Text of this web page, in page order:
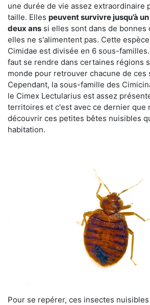
une durée de vie assez extraordinaire
taille. Elles peuvent survivre jusqu’à
deux ans si elles sont dans de bonnes
elles ne s'alimentent pas. Cette
Cimidae est divisée en 6 sous-
faut se rendre dans certaines régions
monde pour retrouver chacune de ces
Cependant, la sous-famille des
le Cimex Lectularius est assez
territoires et c'est avec ce dernier que
découvrir ces petites bêtes nuisibles
habitation.
Pour se repérer, ces insectes